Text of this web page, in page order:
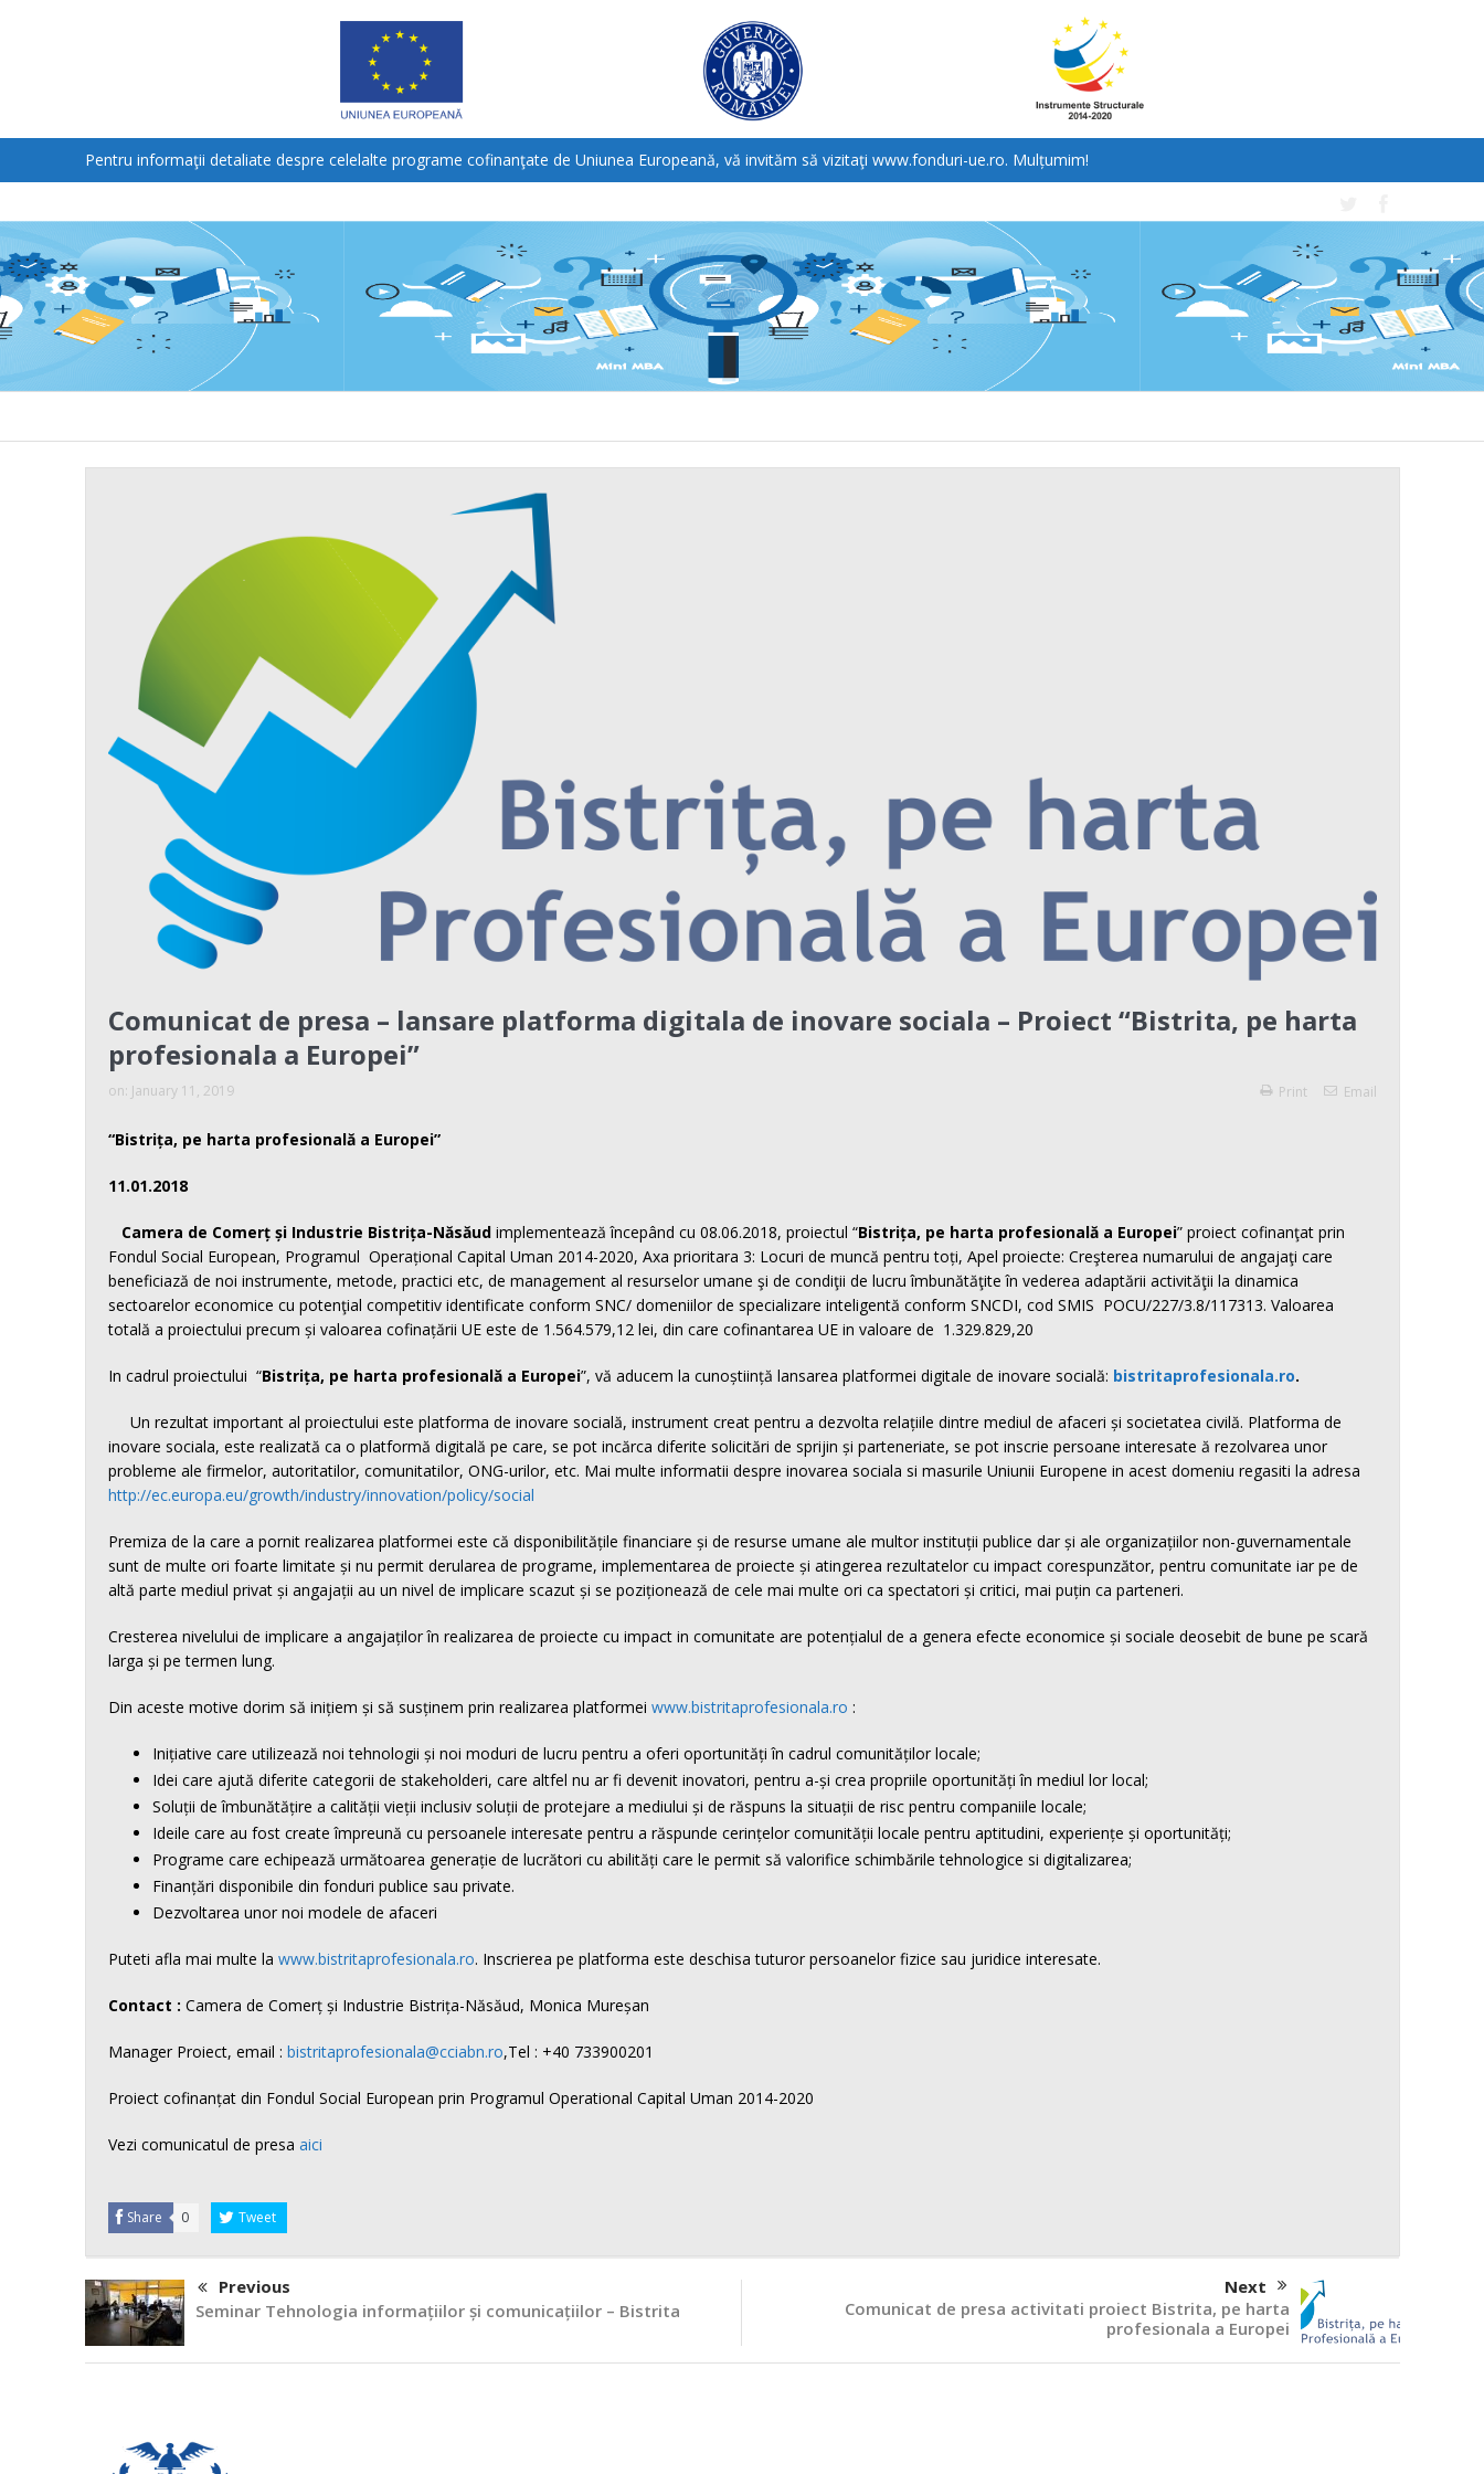
Pentru informaţii detaliate despre celelalte programe cofinanţate de Uniunea Europeană, vă invităm să vizitaţi www.fonduri-ue.ro. Mulțumim!
Comunicat de presa – lansare platforma digitala de inovare sociala – Proiect “Bistrita, pe harta
profesionala a Europei”
on: January 11, 2019 Print Email
“Bistrița, pe harta profesională a Europei”
11.01.2018
Camera de Comerț și Industrie Bistrița-Năsăudimplementează începând cu 08.06.2018, proiectul “Bistrița, pe harta profesională a Europei” proiect cofinanţat prin
Fondul Social European, Programul Operațional Capital Uman 2014-2020, Axa prioritara 3: Locuri de muncă pentru toți, Apel proiecte: Creşterea numarului de angajaţi care
beneficiază de noi instrumente, metode, practici etc, de management al resurselor umane şi de condiţii de lucru îmbunătăţite în vederea adaptării activităţii la dinamica
sectoarelor economice cu potenţial competitiv identificate conform SNC/ domeniilor de specializare inteligentă conform SNCDI, cod SMIS POCU/227/3.8/117313. Valoarea
totală a proiectului precum și valoarea cofinațării UE este de 1.564.579,12 lei, din care cofinantarea UE in valoare de 1.329.829,20
In cadrul proiectului “Bistrița, pe harta profesională a Europei”, vă aducem la cunoștiință lansarea platformei digitale de inovare socială: bistritaprofesionala.ro.
Un rezultat important al proiectului este platforma de inovare socială, instrument creat pentru a dezvolta relațiile dintre mediul de afaceri și societatea civilă. Platforma de
inovare sociala, este realizată ca o platformă digitală pe care, se pot incărca diferite solicitări de sprijin și parteneriate, se pot inscrie persoane interesate ă rezolvarea unor
probleme ale firmelor, autoritatilor, comunitatilor, ONG-urilor, etc. Mai multe informatii despre inovarea sociala si masurile Uniunii Europene in acest domeniu regasiti la adresa
http://ec.europa.eu/growth/industry/innovation/policy/social
Premiza de la care a pornit realizarea platformei este că disponibilitățile financiare și de resurse umane ale multor instituții publice dar și ale organizațiilor non-guvernamentale
sunt de multe ori foarte limitate și nu permit derularea de programe, implementarea de proiecte și atingerea rezultatelor cu impact corespunzător, pentru comunitate iar pe de
altă parte mediul privat și angajații au un nivel de implicare scazut și se poziționează de cele mai multe ori ca spectatori și critici, mai puțin ca parteneri.
Cresterea nivelului de implicare a angajaților în realizarea de proiecte cu impact in comunitate are potențialul de a genera efecte economice și sociale deosebit de bune pe scară
larga și pe termen lung.
Din aceste motive dorim să inițiem și să susținem prin realizarea platformei www.bistritaprofesionala.ro :
Inițiative care utilizează noi tehnologii și noi moduri de lucru pentru a oferi oportunități în cadrul comunităților locale;
Idei care ajută diferite categorii de stakeholderi, care altfel nu ar fi devenit inovatori, pentru a-și crea propriile oportunități în mediul lor local;
Soluții de îmbunătățire a calității vieții inclusiv soluții de protejare a mediului și de răspuns la situații de risc pentru companiile locale;
Ideile care au fost create împreună cu persoanele interesate pentru a răspunde cerințelor comunității locale pentru aptitudini, experiențe și oportunități;
Programe care echipează următoarea generație de lucrători cu abilități care le permit să valorifice schimbările tehnologice si digitalizarea;
Finanțări disponibile din fonduri publice sau private.
Dezvoltarea unor noi modele de afaceri
Puteti afla mai multe la www.bistritaprofesionala.ro. Inscrierea pe platforma este deschisa tuturor persoanelor fizice sau juridice interesate.
Contact : Camera de Comerț și Industrie Bistrița-Năsăud, Monica Mureșan
Manager Proiect, email : bistritaprofesionala@cciabn.ro,Tel : +40 733900201
Proiect cofinanțat din Fondul Social European prin Programul Operational Capital Uman 2014-2020
Vezi comunicatul de presa aici
Share 0 Tweet
Previous
Seminar Tehnologia informațiilor și comunicațiilor – Bistrita
Next
Comunicat de presa activitati proiect Bistrita, pe harta
profesionala a Europei